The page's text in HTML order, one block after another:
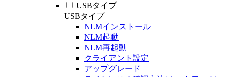
USBタイプ
USBタイプ
NLMインストール
NLM起動
NLM再起動
クライアント設定
アップグレード